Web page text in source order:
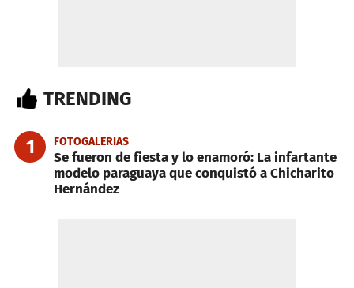
TRENDING
1 FOTOGALERIAS
Se fueron de fiesta y lo enamoró: La infartante
modelo paraguaya que conquistó a Chicharito
Hernández